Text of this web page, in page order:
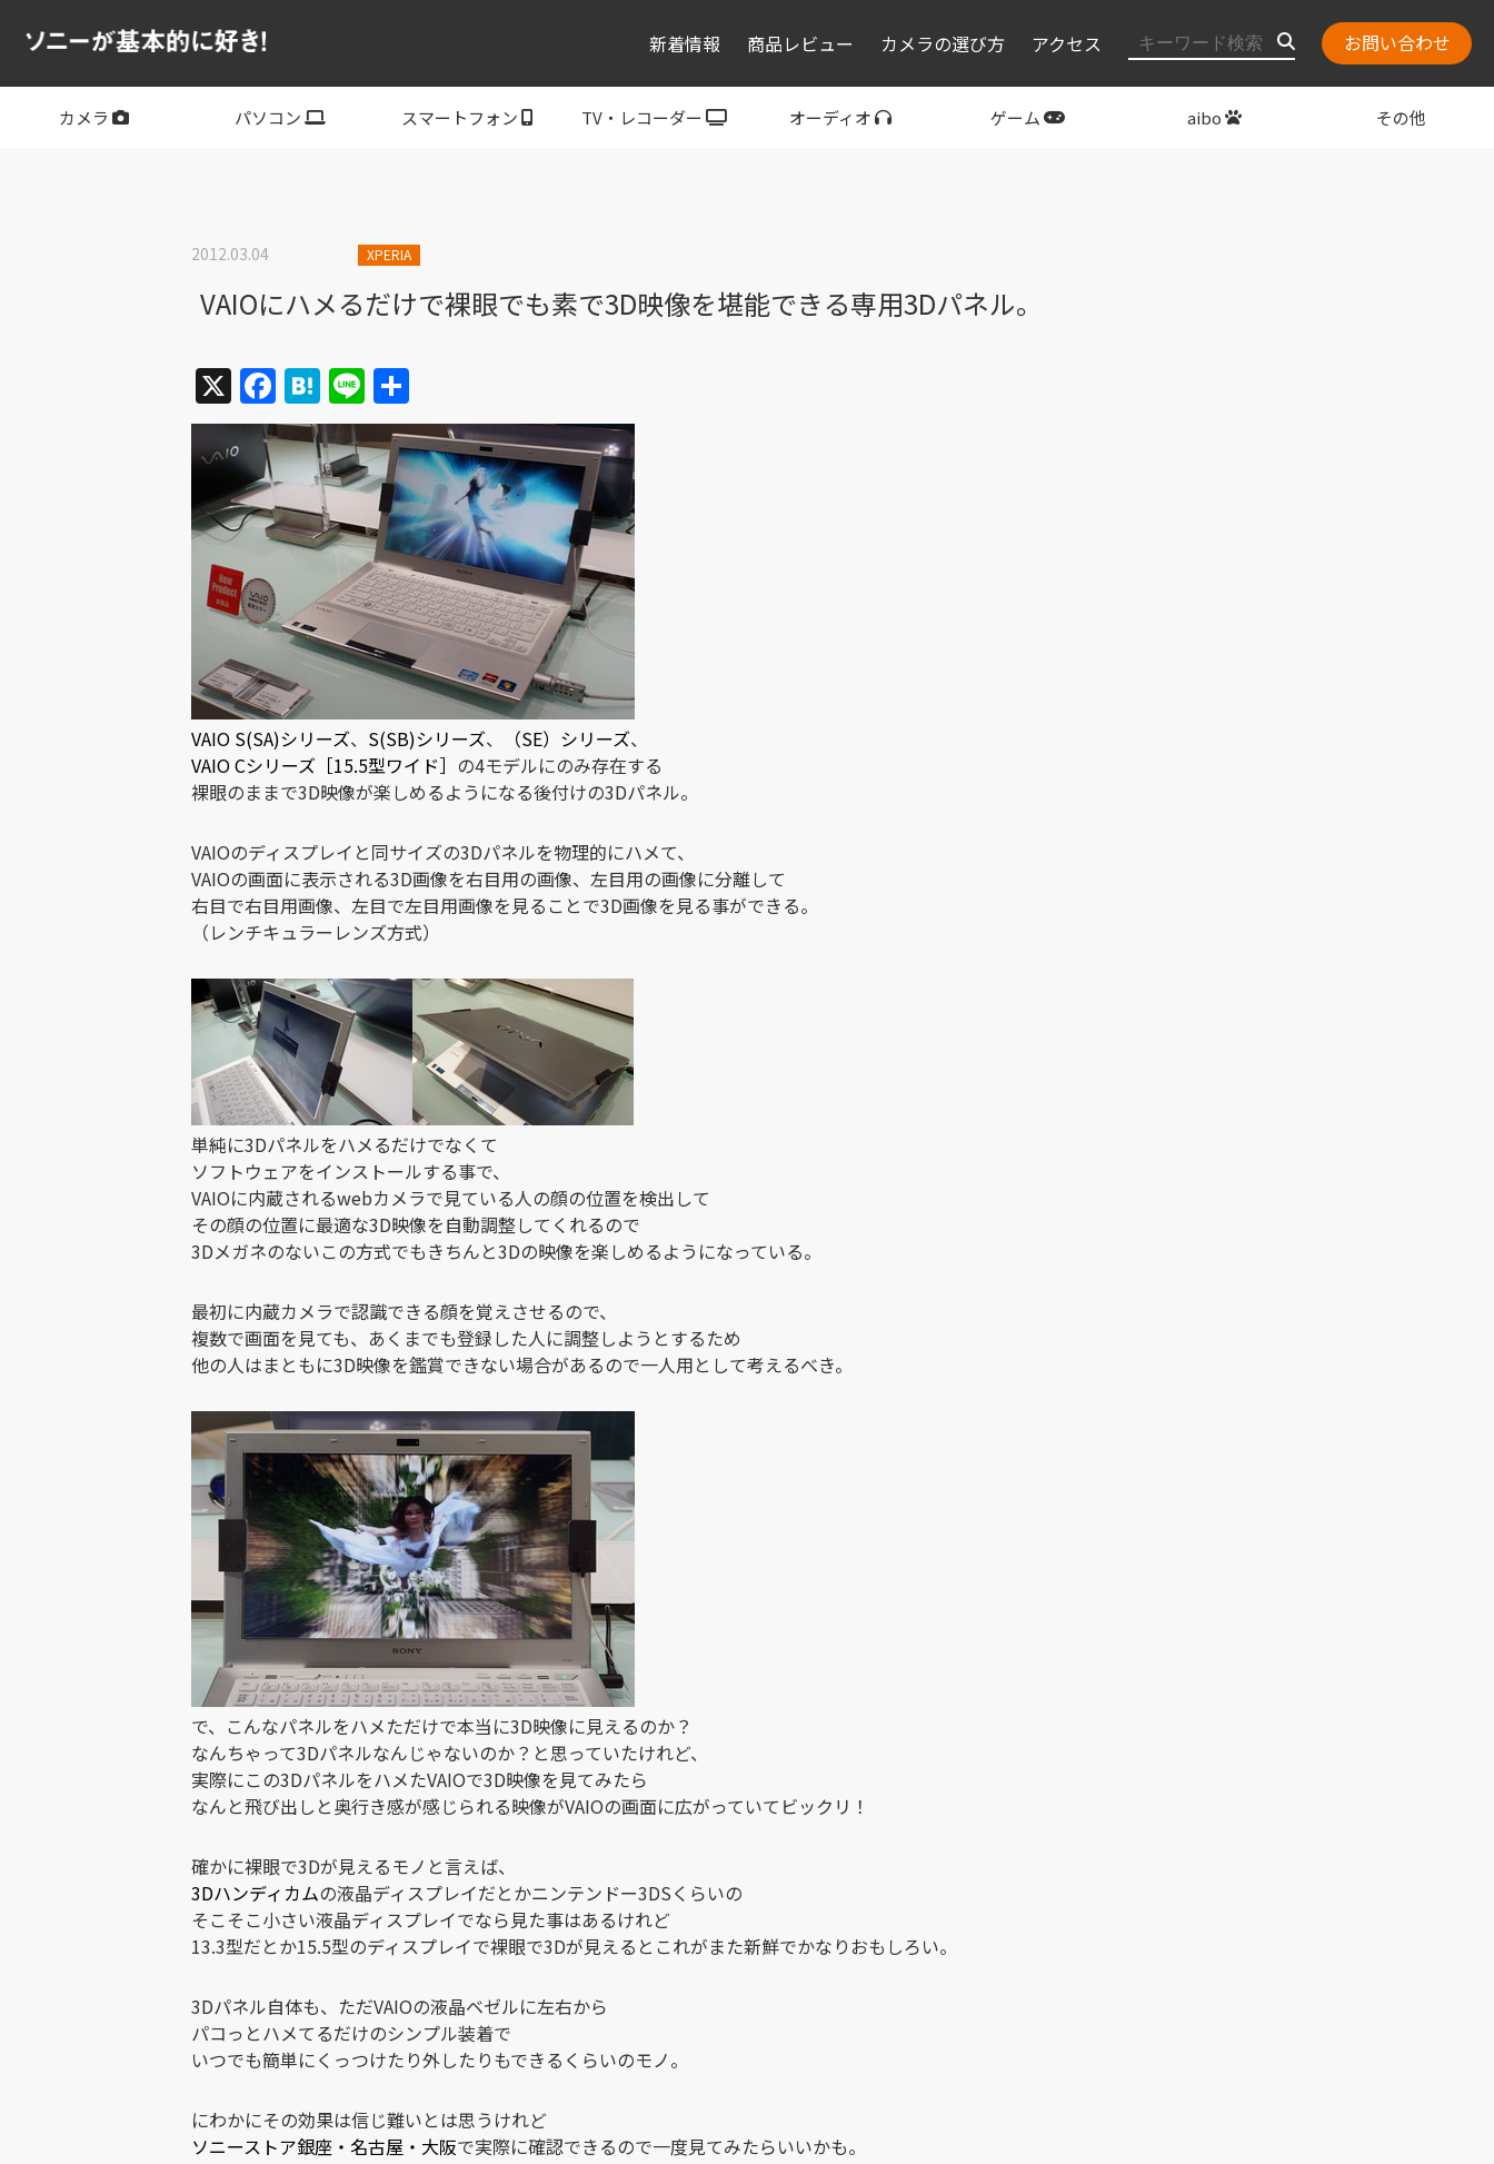
新着情報 商品レビュー カメラの選び方 アクセス お問い合わせ
カメラ パソコン スマートフォン TV・レコーダー オーディオ ゲーム aibo その他
2012.03.04 XPERIA
VAIOにハメるだけで裸眼でも素で3D映像を堪能できる専用3Dパネル。
X Facebook
Hatena
Line
有
VAIO S(SA)シリーズ、 S(SB)シリーズ、 （SE）シリーズ、
VAIO Cシリーズ［15.5型ワイド］ の4モデルにのみ存在する
裸眼のままで3D映像が楽しめるようになる後付けの3Dパネル。
VAIOのディスプレイと同サイズの3Dパネルを物理的にハメて、
VAIOの画面に表示される3D画像を右目用の画像、左目用の画像に分離して
右目で右目用画像、左目で左目用画像を見ることで3D画像を見る事ができる。
（レンチキュラーレンズ方式）
単純に3Dパネルをハメるだけでなくて
ソフトウェアをインストールする事で、
VAIOに内蔵されるwebカメラで見ている人の顔の位置を検出して
その顔の位置に最適な3D映像を自動調整してくれるので
3Dメガネのないこの方式でもきちんと3Dの映像を楽しめるようになっている。
最初に内蔵カメラで認識できる顔を覚えさせるので、
複数で画面を見ても、あくまでも登録した人に調整しようとするため
他の人はまともに3D映像を鑑賞できない場合があるので一人用として考えるべき。
で、こんなパネルをハメただけで本当に3D映像に見えるのか？
なんちゃって3Dパネルなんじゃないのか？と思っていたけれど、
実際にこの3DパネルをハメたVAIOで3D映像を見てみたら
なんと飛び出しと奥行き感が感じられる映像がVAIOの画面に広がっていてビックリ！
確かに裸眼で3Dが見えるモノと言えば、
3Dハンディカムの液晶ディスプレイだとかニンテンドー3DSくらいの
そこそこ小さい液晶ディスプレイでなら見た事はあるけれど
13.3型だとか15.5型のディスプレイで裸眼で3Dが見えるとこれがまた新鮮でかなりおもしろい。
3Dパネル自体も、ただVAIOの液晶ベゼルに左右から
パコっとハメてるだけのシンプル装着で
いつでも簡単にくっつけたり外したりもできるくらいのモノ。
にわかにその効果は信じ難いとは思うけれど
ソニーストア銀座・名古屋・大阪で実際に確認できるので一度見てみたらいいかも。